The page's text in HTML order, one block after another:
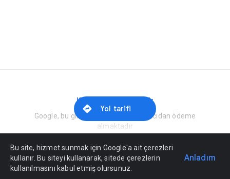
Yol tarifi
Kötüye Kullanım Bildir
Google, bu girişi oluşturmak için satıcıdan ödeme
almaktadır
Bu site, hizmet sunmak için Google'a ait çerezleri
kullanır. Bu siteyi kullanarak, sitede çerezlerin
kullanılmasını kabul etmiş olursunuz.
Anladım